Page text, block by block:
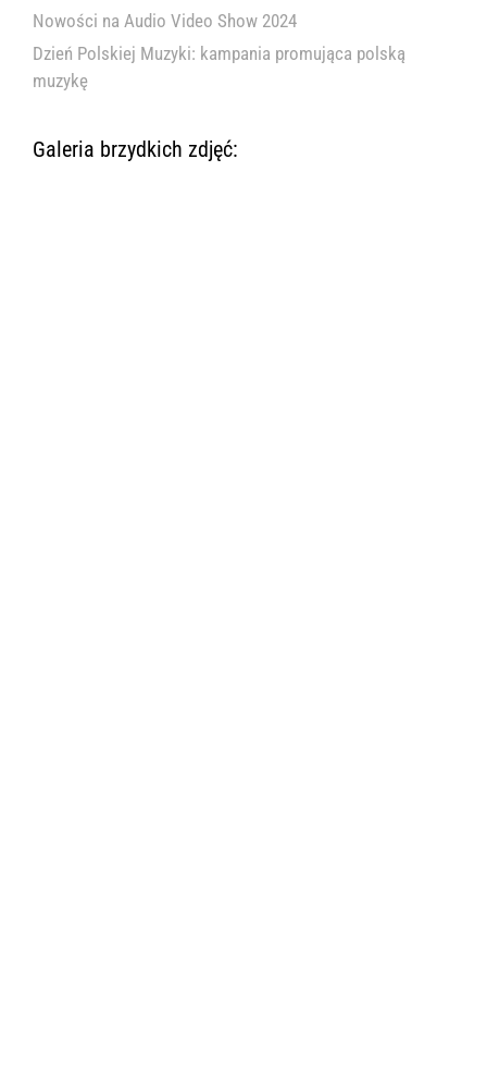
Nowości na Audio Video Show 2024
Dzień Polskiej Muzyki: kampania promująca polską
muzykę
Galeria brzydkich zdjęć: